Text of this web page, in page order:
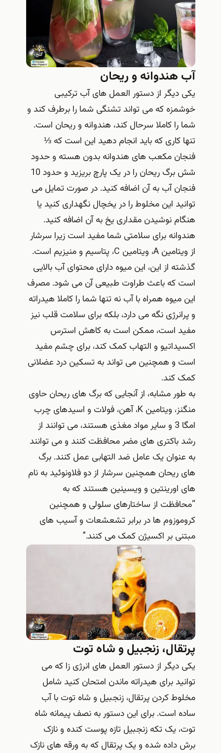
آب هندوانه و ریحان
یکی دیگر از دستور العمل های آب ترکیبی
خوشمزه که می تواند تشنگی شما را برطرف کند و
شما را کاملا سرحال کند، هندوانه و ریحان است.
تنها کاری که باید انجام دهید این است که ⅓
فنجان مکعب های هندوانه بدون هسته و حدود
شش برگ ریحان را در یک پارچ بریزید و حدود 10
فنجان آب به آن اضافه کنید. در صورت تمایل می
توانید این مخلوط را در یخچال نگهداری کنید یا
هنگام نوشیدن مقداری یخ به آن اضافه کنید.
هندوانه برای سلامتی شما مفید است زیرا سرشار
از ویتامین A، ویتامین C، پتاسیم و منیزیم است.
گذشته از این، این میوه دارای محتوای آب بالایی
است که باعث طراوت طبیعی آن می شود. مصرف
این میوه همراه با آب نه تنها شما را کاملا هیدراته
و پرانرژی نگه می دارد، بلکه برای سلامت قلب نیز
مفید است، ممکن است به کاهش استرس
اکسیداتیو و التهاب کمک کند، برای چشم مفید
است و همچنین می تواند به تسکین درد عضلانی
کمک کند.
به طور مشابه، از آنجایی که برگ های ریحان حاوی
منگنز، ویتامین K، آهن، فولات و اسیدهای چرب
امگا 3 و سایر مواد مغذی هستند، می توانند از
رشد باکتری های مضر محافظت کنند و می توانند
به عنوان یک عامل ضد التهابی عمل کنند. برگ
های ریحان همچنین سرشار از دو فلاونوئید به نام
های اورینتین و ویسینین هستند که به
“محافظت از ساختارهای سلولی و همچنین
کروموزوم ها در برابر تشعشعات و آسیب های
مبتنی بر اکسیژن کمک می کنند.”
پرتقال، زنجبیل و شاه توت
یکی دیگر از دستور العمل های انرژی زا که می
توانید برای هیدراته ماندن امتحان کنید شامل
مخلوط کردن پرتقال، زنجبیل و شاه توت با آب
ساده است. برای این دستور به نصف پیمانه شاه
توت، یک تکه زنجبیل تازه پوست کنده و نازک
برش داده شده و یک پرتقال که به ورقه های نازک